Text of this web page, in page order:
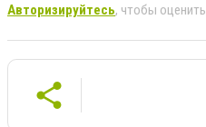
Авторизируйтесь, чтобы оценить